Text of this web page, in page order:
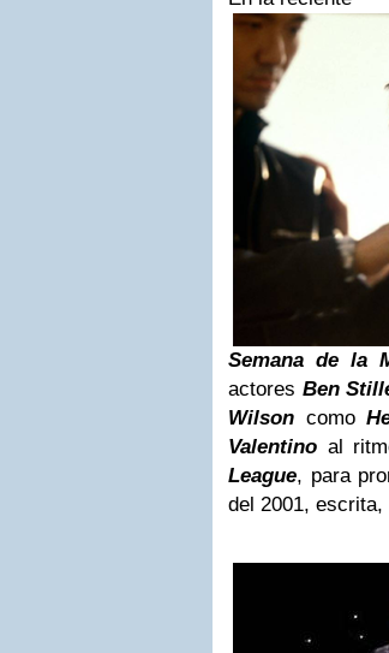
Semana de la
actores Ben
Wilson como
Valentino al
League, para
del 2001,